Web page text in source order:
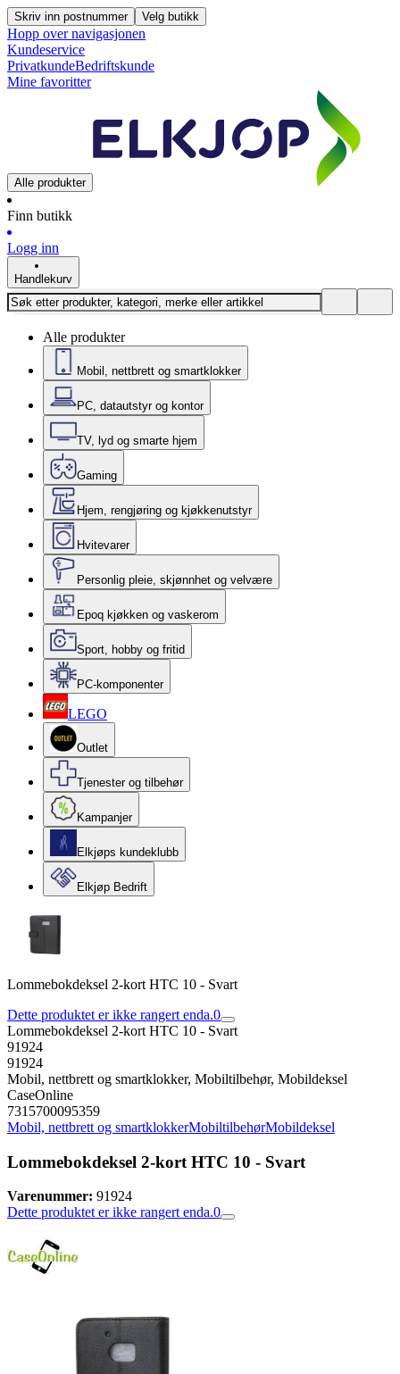
Skriv inn postnummer Velg butikk
Hopp over navigasjonen
Kundeservice
PrivatkundeBedriftskunde
Mine favoritter
Alle produkter
Finn butikk
Logg inn
Handlekurv
Alle produkter
Mobil, nettbrett og smartklokker
PC, datautstyr og kontor
TV, lyd og smarte hjem
Gaming
Hjem, rengjøring og kjøkkenutstyr
Hvitevarer
Personlig pleie, skjønnhet og velvære
Epoq kjøkken og vaskerom
Sport, hobby og fritid
PC-komponenter
LEGO
Outlet
Tjenester og tilbehør
Kampanjer
Elkjøps kundeklubb
Elkjøp Bedrift
Lommebokdeksel 2-kort HTC 10 - Svart
Dette produktet er ikke rangert enda.0
Lommebokdeksel 2-kort HTC 10 - Svart
91924
91924
Mobil, nettbrett og smartklokker, Mobiltilbehør, Mobildeksel
CaseOnline
7315700095359
Mobil, nettbrett og smartklokkerMobiltilbehørMobildeksel
Lommebokdeksel 2-kort HTC 10 - Svart
Varenummer: 91924
Dette produktet er ikke rangert enda.0